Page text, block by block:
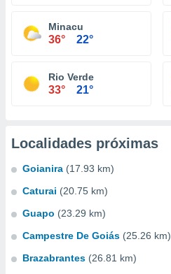
Minacu
36° 22°
Rio Verde
33° 21°
Localidades próximas
Goianira (17.93 km)
Caturai (20.75 km)
Guapo (23.29 km)
Campestre De Goiás (25.26 km)
Brazabrantes (26.81 km)